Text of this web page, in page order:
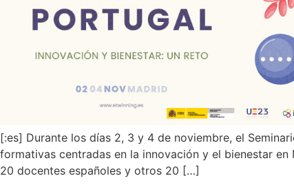
[:es] Durante los días 2, 3 y 4 de noviembre, el
formativas centradas en la innovación y el bienestar
20 docentes españoles y otros 20 […]